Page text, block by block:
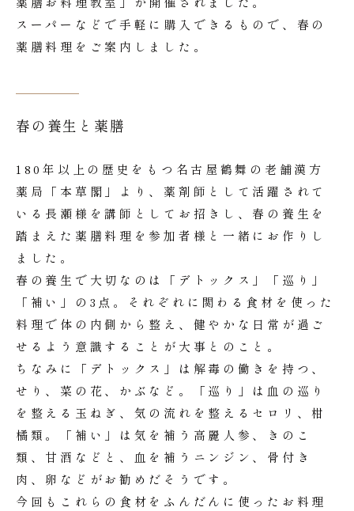
スーパーなどで手軽に購入できるもので、春の
薬膳料理をご案内しました。
春の養生と薬膳
180年以上の歴史をもつ名古屋鶴舞の老舗漢方
薬局「本草閣」より、薬剤師として活躍されて
いる長瀬様を講師としてお招きし、春の養生を
踏まえた薬膳料理を参加者様と一緒にお作りし
ました。
春の養生で大切なのは「デトックス」「巡り」
「補い」の3点。それぞれに関わる食材を使った
料理で体の内側から整え、健やかな日常が過ご
せるよう意識することが大事とのこと。
ちなみに「デトックス」は解毒の働きを持つ、
せり、菜の花、かぶなど。「巡り」は血の巡り
を整える玉ねぎ、気の流れを整えるセロリ、柑
橘類。「補い」は気を補う高麗人参、きのこ
類、甘酒などと、血を補うニンジン、骨付き
肉、卵などがお勧めだそうです。
今回もこれらの食材をふんだんに使ったお料理